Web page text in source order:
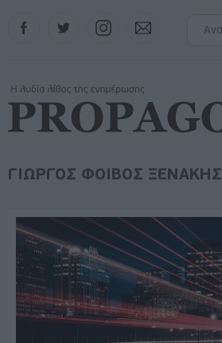
Instagram
ΓΙΩΡΓΟΣ ΦΟΙΒΟΣ ΞΕΝΑΚΗΣ